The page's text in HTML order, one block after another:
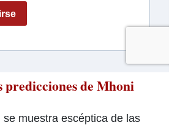
predicciones de Mhoni
se muestra escéptica de las